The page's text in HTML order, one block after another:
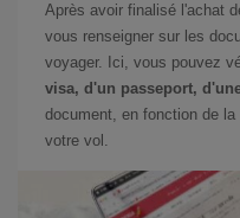
Après avoir finalisé l'achat
vous renseigner sur les
voyager. Ici, vous pouvez
visa, d'un passeport,
document, en fonction de
votre vol.